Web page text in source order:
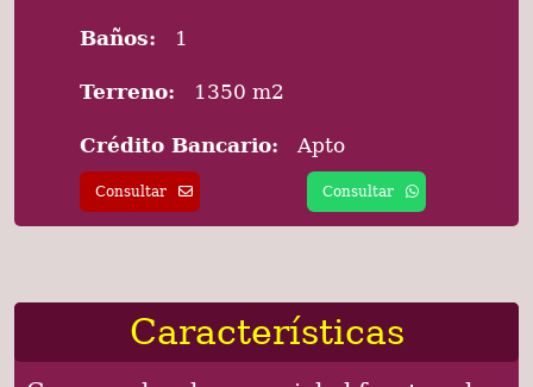
Baños: 1
Terreno: 1350 m2
Crédito Bancario: Apto
Consultar Consultar
Características